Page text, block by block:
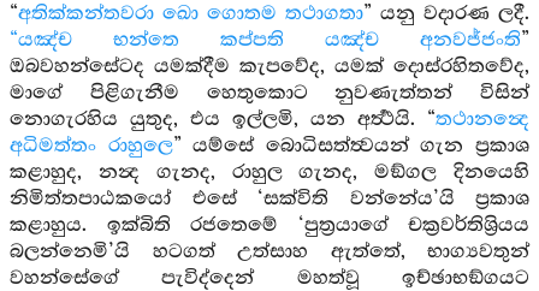
“අතික්කන්තවරා ඛො ගොතම තථාගතා” යනු වදාරණ ලදී.
“යඤ්ච භන්තෙ කප්පති යඤ්ච අනවජ්ජංති”
ඔබවහන්සේටද යමක්දීම කැපවේද, යමක් දොස්රහිතවේද,
මාගේ පිළිගැනීම හෙතුකොට නුවණැත්තන් විසින්
නොගැරහිය යුතුද, එය ඉල්ලමි, යන අර්‍ත්‍ථයි. “තථානන්‍දෙ
අධිමත්තං රාහුලෙ” යම්සේ බොධිසත්ත්‍වයන් ගැන ප්‍රකාශ
කළාහුද, නන්‍ද ගැනද, රාහුල ගැනද, මඞ්ගල දිනයෙහි
නිමිත්තපාඨකයෝ එසේ ‘සක්විති වන්නේය’යි ප්‍රකාශ
කළාහුය. ඉක්බිති රජතෙමේ ‘පුත්‍රයාගේ චක්‍රවර්තිශ්‍රියය
බලන්නෙමි’යි හටගත් උත්සාහ ඇත්තේ, භාග්‍යවතුන්
වහන්සේගේ පැවිද්දෙන් මහත්වූ ඉච්ඡාභඞ්ගයට